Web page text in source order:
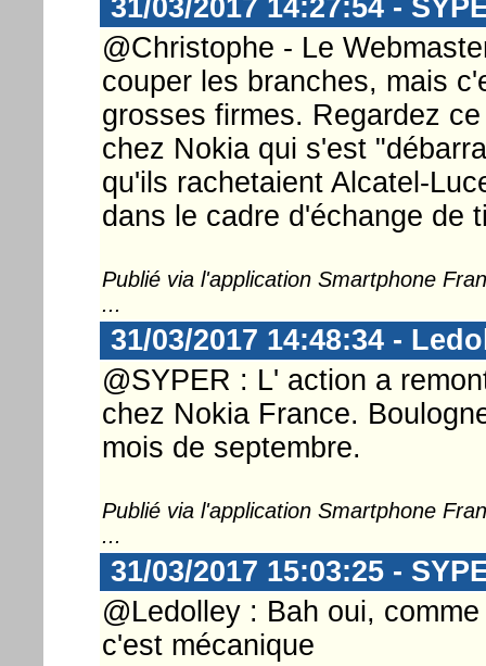
31/03/2017 14:27:54 -
@Christophe - Le
couper les branches, mais
grosses firmes. Regardez
chez Nokia qui s'est
qu'ils rachetaient Alcatel-
dans le cadre d'échange de
Publié via l'application Smartphone
...
31/03/2017 14:48:34 -
@SYPER : L' action a
chez Nokia France.
mois de septembre.
Publié via l'application Smartphone
...
31/03/2017 15:03:25 -
@Ledolley : Bah oui,
c'est mécanique